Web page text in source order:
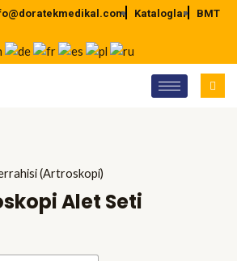
Kataloglar BMT
(Artroskopi)
Alet Seti